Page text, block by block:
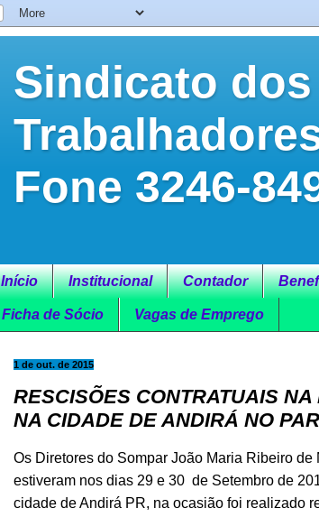
Sindicato
Fone 3246-
Início Institucional Contador
Ficha de Sócio Vagas de Emprego
1 de out. de 2015
RESCISÕES CONTRATUAIS
NA CIDADE DE ANDIRÁ NO
Os Diretores do Sompar João Maria Ribeiro
estiveram nos dias 29 e 30 de Setembro de
cidade de Andirá PR, na ocasião foi realizado